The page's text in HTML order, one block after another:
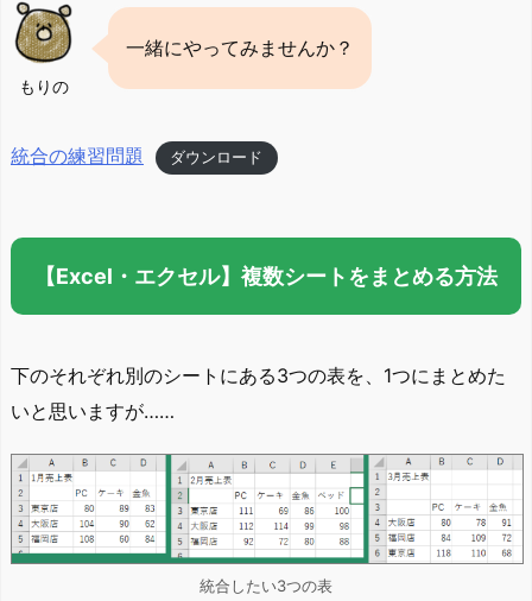
もりの
一緒にやってみませんか？
統合の練習問題 ダウンロード
【Excel・エクセル】複数シートをまとめる方法
下のそれぞれ別のシートにある3つの表を、1つにまとめた
いと思いますが……
統合したい3つの表